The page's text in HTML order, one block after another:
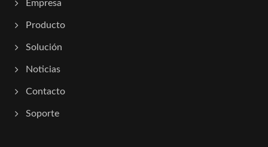
Empresa
Producto
Solución
Noticias
Contacto
Soporte